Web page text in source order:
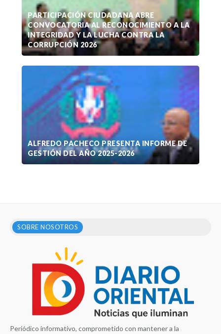
PARTICIPACIÓN CIUDADANA ABRE
CONVOCATORIA AL RECONOCIMIENTO A LA
INTEGRIDAD Y LA LUCHA CONTRA LA
CORRUPCIÓN 2026
ALFREDO PACHECO PRESENTA INFORME DE
GESTIÓN DEL AÑO 2025-2026
SOBRE NOSOTROS
Periódico informativo, comprometido con mantener a la